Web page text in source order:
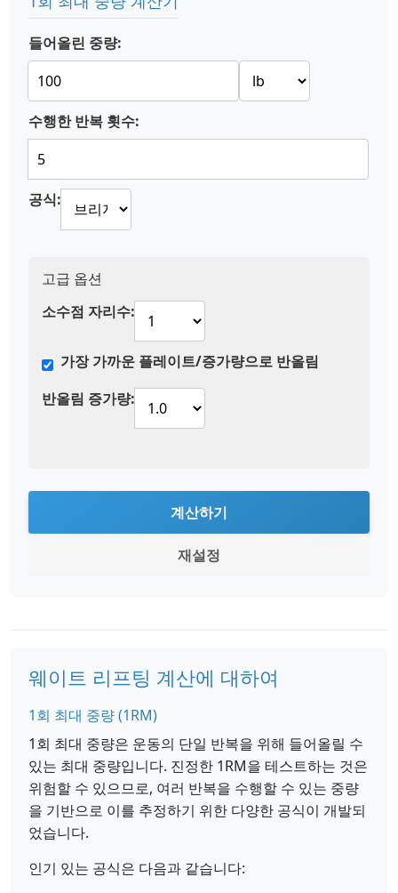
들어올린 중량:
수행한 반복 횟수:
공식:
고급 옵션
소수점 자리수:
가장 가까운 플레이트/증가량으로 반올림
반올림 증가량:
계산하기
재설정
웨이트 리프팅 계산에 대하여
1회 최대 중량 (1RM)
1회 최대 중량은 운동의 단일 반복을 위해 들어올릴 수
있는 최대 중량입니다. 진정한 1RM을 테스트하는 것은
위험할 수 있으므로, 여러 반복을 수행할 수 있는 중량
을 기반으로 이를 추정하기 위한 다양한 공식이 개발되
었습니다.
인기 있는 공식은 다음과 같습니다: